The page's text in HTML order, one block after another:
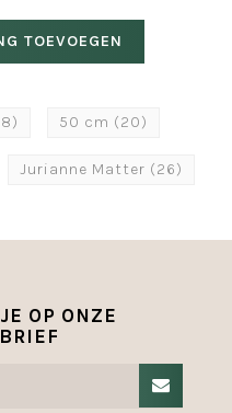
TOEVOEGEN
50 cm (20)
Jurianne Matter (26)
OP ONZE